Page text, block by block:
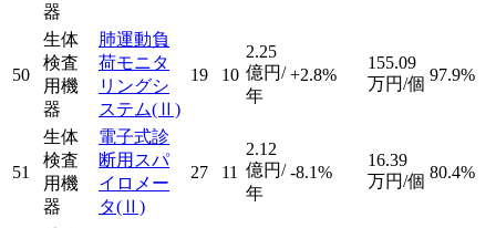
器
50
生体
検査
用機
器
肺運動負
荷モニタ
リングシ
ステム(Ⅱ)
19 10
2.25
億円/
年
+2.8%
155.09
万円/個 97.9%
51
生体
検査
用機
器
電子式診
断用スパ
イロメー
タ(Ⅱ)
27 11
2.12
億円/
年
-8.1%
16.39
万円/個 80.4%